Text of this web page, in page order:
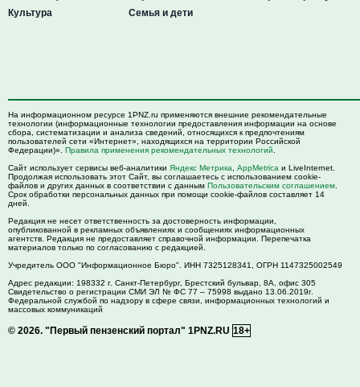
Культура
Семья и дети
На информационном ресурсе 1PNZ.ru применяются внешние рекомендательные
технологии (информационные технологии предоставления информации на основе
сбора, систематизации и анализа сведений, относящихся к предпочтениям
пользователей сети «Интернет», находящихся на территории Российской
Федерации)». Правила применения рекомендательных технологий
Сайт использует сервисы веб-аналитики Яндекс Метрика AppMetrica и LiveInternet.
Продолжая использовать этот Сайт, вы соглашаетесь с использованием cookie-
файлов и других данных в соответствии с данным Пользовательским соглашением
Срок обработки персональных данных при помощи cookie-файлов составляет 14
дней.
Редакция не несет ответственность за достоверность информации,
опубликованной в рекламных объявлениях и сообщениях информационных
агентств. Редакция не предоставляет справочной информации. Перепечатка
материалов только по согласованию с редакцией.
Учредитель ООО "Информационное Бюро". ИНН 7325128341, ОГРН 1147325002549
Адрес редакции: 198332 г. Санкт-Петербург, Брестский бульвар, 8А, офис 305
Свидетельство о регистрации СМИ ЭЛ № ФС 77 – 75998 выдано 13.06.2019г.
Федеральной службой по надзору в сфере связи, информационных технологий и
массовых коммуникаций
© 2026. "Первый пензенский портал" 1PNZ.RU 18+